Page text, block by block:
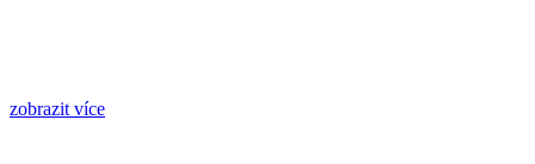
zobrazit více